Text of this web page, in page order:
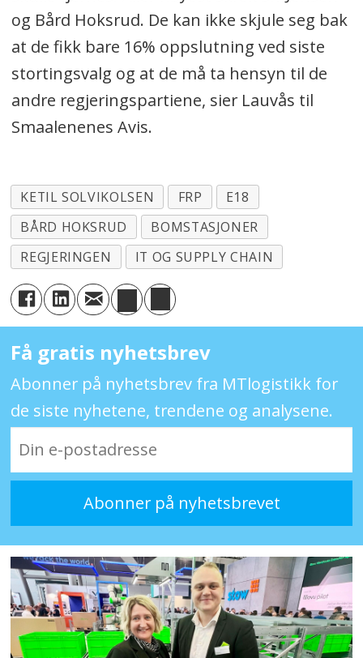
og Bård Hoksrud. De kan ikke skjule seg bak
at de fikk bare 16% oppslutning ved siste
stortingsvalg og at de må ta hensyn til de
andre regjeringspartiene, sier Lauvås til
Smaalenenes Avis.
KETIL SOLVIKOLSEN FRP
E18
BÅRD HOKSRUD
BOMSTASJONER
REGJERINGEN
IT OG SUPPLY CHAIN
Få gratis nyhetsbrev
Abonner på nyhetsbrev fra MTlogistikk for
de siste nyhetene, trendene og analysene.